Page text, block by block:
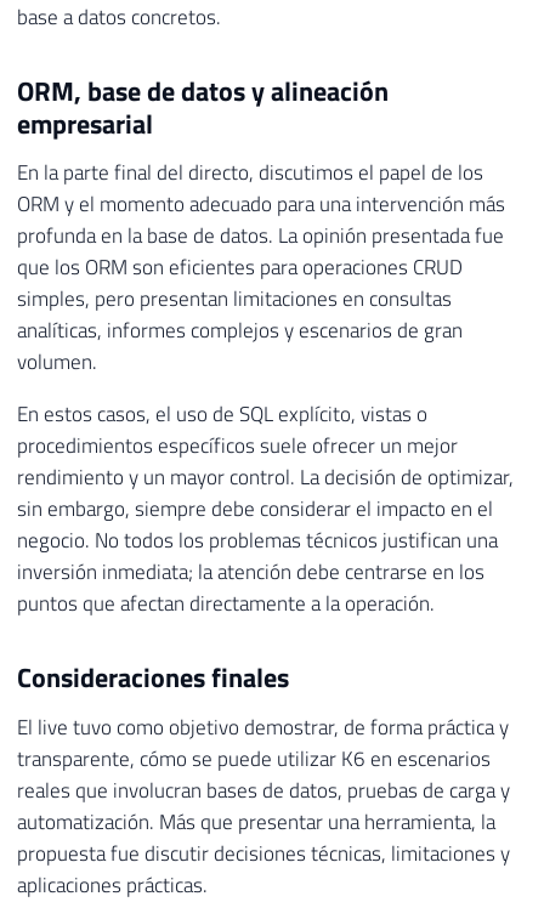
base a datos concretos.
ORM, base de datos y alineación
empresarial
En la parte final del directo, discutimos el papel de los
ORM y el momento adecuado para una intervención más
profunda en la base de datos. La opinión presentada fue
que los ORM son eficientes para operaciones CRUD
simples, pero presentan limitaciones en consultas
analíticas, informes complejos y escenarios de gran
volumen.
En estos casos, el uso de SQL explícito, vistas o
procedimientos específicos suele ofrecer un mejor
rendimiento y un mayor control. La decisión de optimizar,
sin embargo, siempre debe considerar el impacto en el
negocio. No todos los problemas técnicos justifican una
inversión inmediata; la atención debe centrarse en los
puntos que afectan directamente a la operación.
Consideraciones finales
El live tuvo como objetivo demostrar, de forma práctica y
transparente, cómo se puede utilizar K6 en escenarios
reales que involucran bases de datos, pruebas de carga y
automatización. Más que presentar una herramienta, la
propuesta fue discutir decisiones técnicas, limitaciones y
aplicaciones prácticas.